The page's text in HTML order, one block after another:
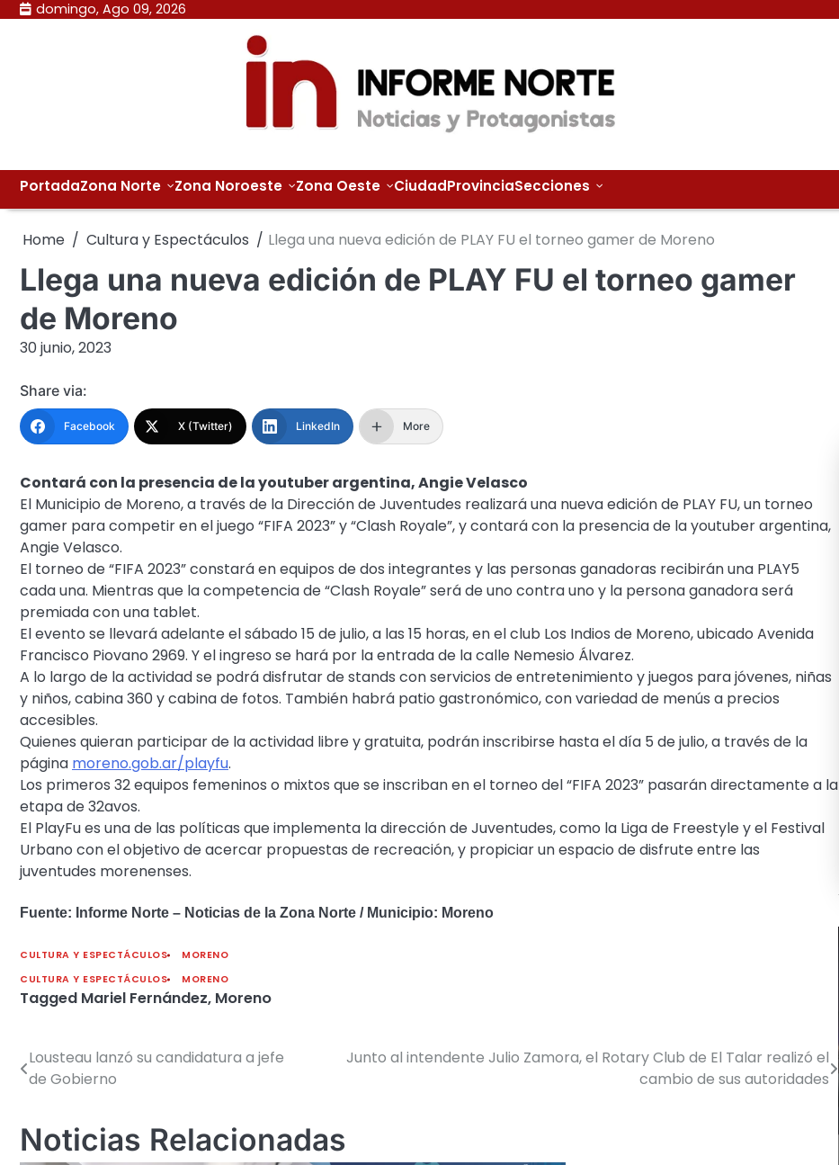
Skip domingo, Ago 09, 2026
PortadaZona Norte Zona Noroeste Zona Oeste CiudadProvinciaSecciones
Home Cultura y Espectáculos Llega una nueva edición de PLAY FU el torneo gamer de Moreno
Llega una nueva edición de PLAY FU el torneo gamer
de Moreno
30 junio, 2023
Share via:
Facebook X (Twitter) LinkedIn More
Contará con la presencia de la youtuber argentina, Angie Velasco
El Municipio de Moreno, a través de la Dirección de Juventudes realizará una nueva edición de PLAY FU, un torneo
gamer para competir en el juego “FIFA 2023” y “Clash Royale”, y contará con la presencia de la youtuber argentina,
Angie Velasco.
El torneo de “FIFA 2023” constará en equipos de dos integrantes y las personas ganadoras recibirán una PLAY5
cada una. Mientras que la competencia de “Clash Royale” será de uno contra uno y la persona ganadora será
premiada con una tablet.
El evento se llevará adelante el sábado 15 de julio, a las 15 horas, en el club Los Indios de Moreno, ubicado Avenida
Francisco Piovano 2969. Y el ingreso se hará por la entrada de la calle Nemesio Álvarez.
A lo largo de la actividad se podrá disfrutar de stands con servicios de entretenimiento y juegos para jóvenes, niñas
y niños, cabina 360 y cabina de fotos. También habrá patio gastronómico, con variedad de menús a precios
accesibles.
Quienes quieran participar de la actividad libre y gratuita, podrán inscribirse hasta el día 5 de julio, a través de la
página moreno.gob.ar/playfu.
Los primeros 32 equipos femeninos o mixtos que se inscriban en el torneo del “FIFA 2023” pasarán directamente a la
etapa de 32avos.
El PlayFu es una de las políticas que implementa la dirección de Juventudes, como la Liga de Freestyle y el Festival
Urbano con el objetivo de acercar propuestas de recreación, y propiciar un espacio de disfrute entre las
juventudes morenenses.
Fuente: Informe Norte – Noticias de la Zona Norte / Municipio: Moreno
CULTURA Y ESPECTÁCULOS
MORENO
CULTURA Y ESPECTÁCULOS
MORENO
Tagged Mariel Fernández, Moreno
Navegación
entradas
Lousteau lanzó su candidatura a jefe
de Gobierno
Junto al intendente Julio Zamora, el Rotary Club de El Talar realizó el
cambio de sus autoridades
Noticias Relacionadas